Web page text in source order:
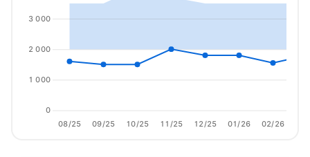
08/25 09/25 10/25 11/25 12/25 01/26 02/26
0
1 000
2 000
3 000